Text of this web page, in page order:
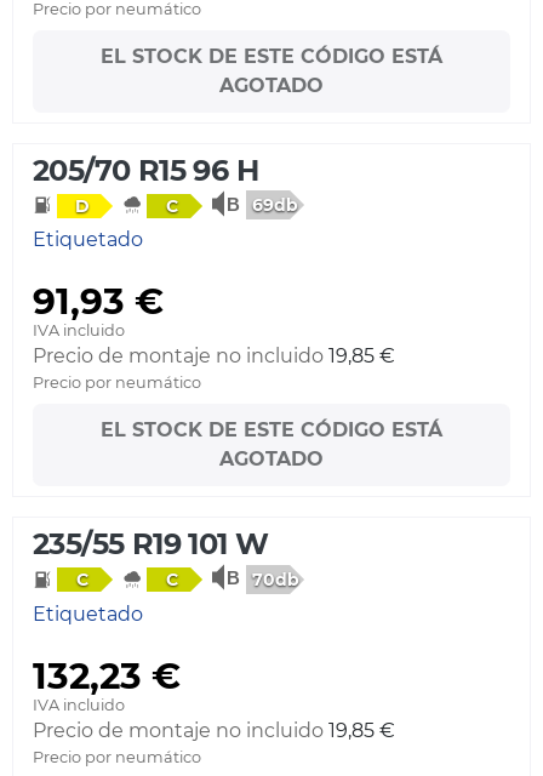
Precio por neumático
EL STOCK DE ESTE CÓDIGO ESTÁ
AGOTADO
205/70 R15 96 H
D C 69db
Etiquetado
91,93 €
IVA incluido
Precio de montaje no incluido 19,85 €
Precio por neumático
EL STOCK DE ESTE CÓDIGO ESTÁ
AGOTADO
235/55 R19 101 W
C C 70db
Etiquetado
132,23 €
IVA incluido
Precio de montaje no incluido 19,85 €
Precio por neumático